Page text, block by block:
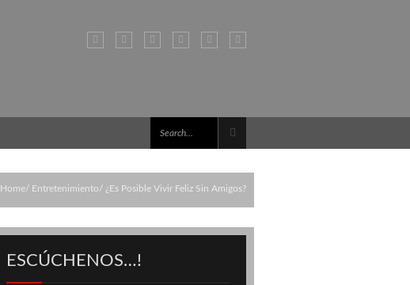
Home Entretenimiento ¿Es Posible Vivir Feliz Sin Amigos?
ESCÚCHENOS…!